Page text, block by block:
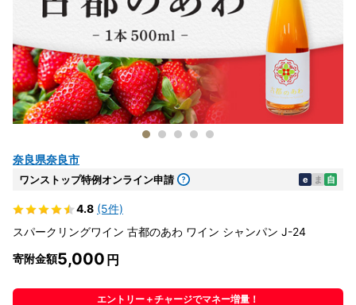
奈良県奈良市
ワンストップ特例オンライン申請 e ま 自
4.8 (5件)
スパークリングワイン 古都のあわ ワイン シャンパン J-24
寄附金額5,000
エントリー＋チャージでマネー増量！